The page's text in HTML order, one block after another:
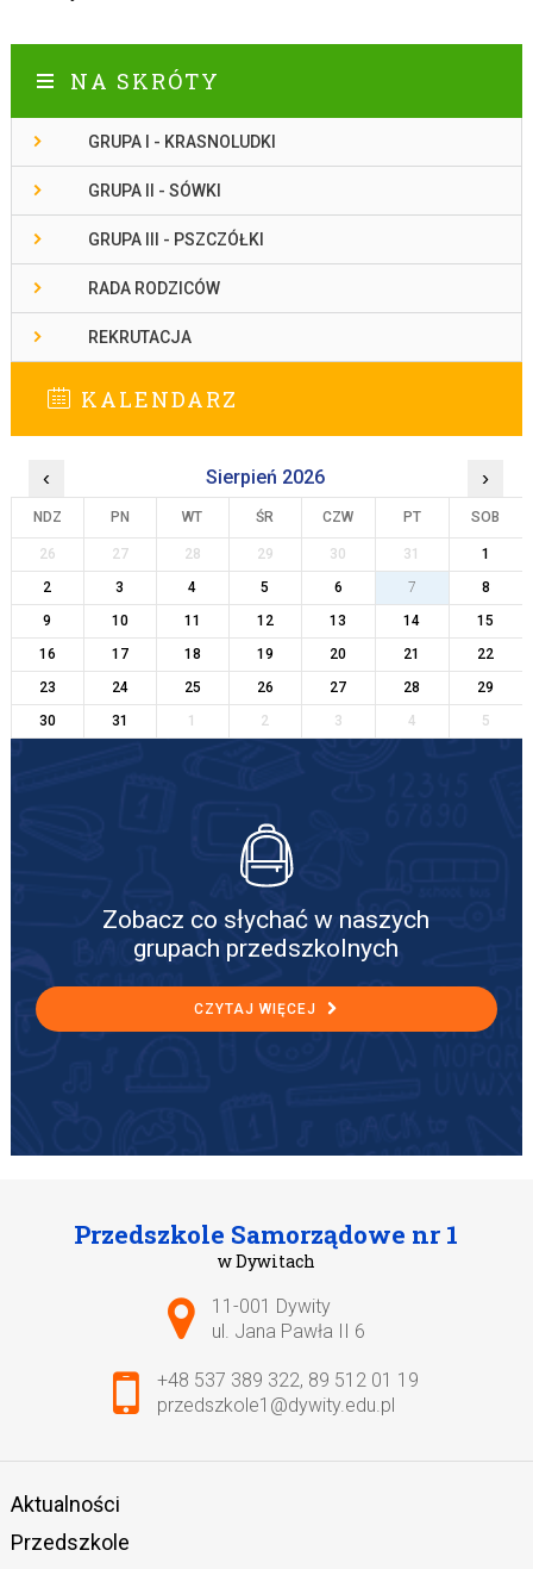
NA SKRÓTY
GRUPA I - KRASNOLUDKI
GRUPA II - SÓWKI
GRUPA III - PSZCZÓŁKI
RADA RODZICÓW
REKRUTACJA
KALENDARZ
‹ Sierpień 2026 ›
NDZ PN WT ŚR CZW PT SOB
26 27 28 29 30 31
1
2
3 4 5 6 7
8
9
10 11 12 13 14
15
16
17 18 19 20 21
22
23
24 25 26 27 28
29
30
31 1 2 3 4 5
Zobacz co słychać w naszych
grupach przedszkolnych
CZYTAJ WIĘCEJ
Przedszkole Samorządowe nr 1
w Dywitach
Adres pocztowy:
11-001 Dywity
ul. Jana Pawła II 6
+48 537 389 322, 89 512 01 19
przedszkole1@dywity.edu.pl
Aktualności
Przedszkole